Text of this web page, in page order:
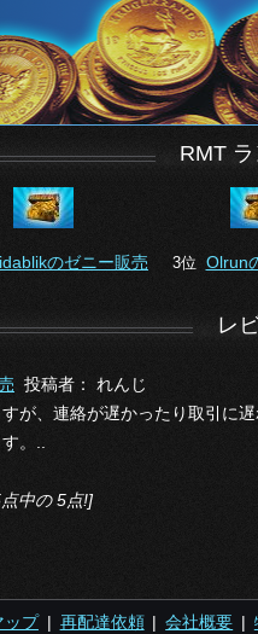
RMT
のゼニー販売 3位 Olrun
レ
投稿者： れんじ
が、連絡が遅かったり取引に
。..
中の 5点!]
ップ| 再配達依頼|会社概要 |